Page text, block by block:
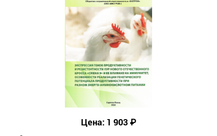
Цена: 1 903 ₽